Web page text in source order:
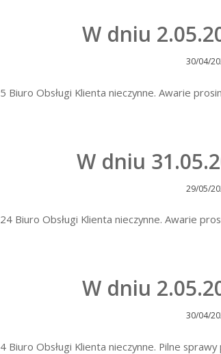
W dniu
30/04/
Biuro Obsługi Klienta nieczynne. Awarie
W dniu
29/05/
Biuro Obsługi Klienta nieczynne. Awarie
W dniu
30/04/
Biuro Obsługi Klienta nieczynne. Pilne